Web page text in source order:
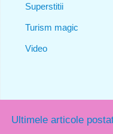
Superstitii
Turism magic
Video
Ultimele articole